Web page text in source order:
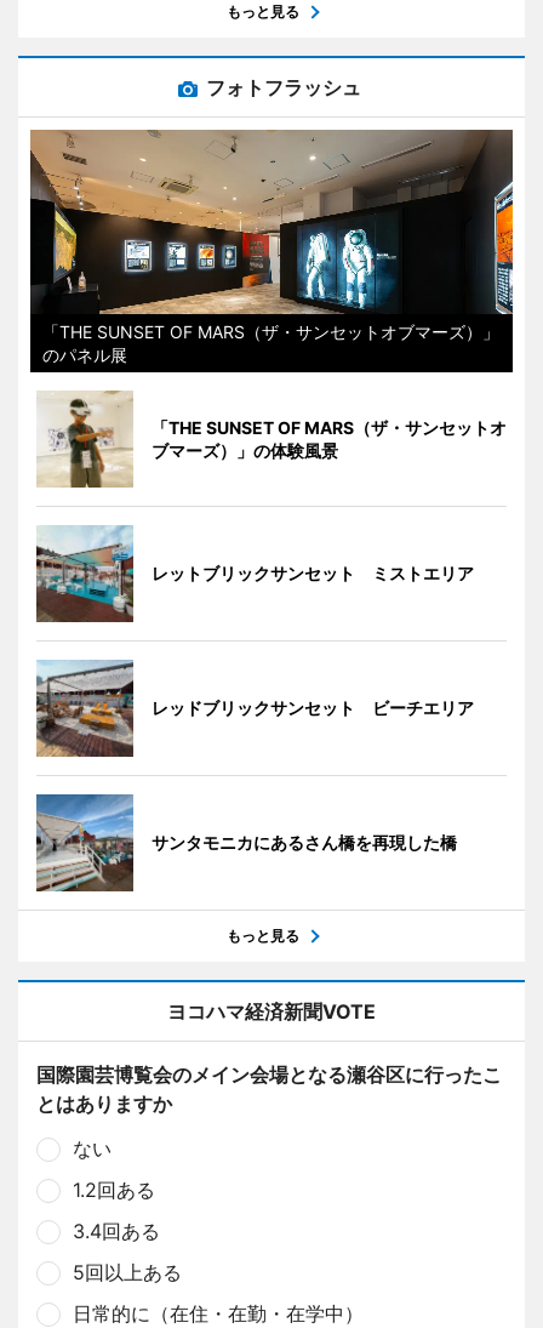
もっと見る
フォトフラッシュ
「THE SUNSET OF MARS（ザ・サンセットオブマーズ）」
のパネル展
「THE SUNSET OF MARS（ザ・サンセットオ
ブマーズ）」の体験風景
レットブリックサンセット ミストエリア
レッドブリックサンセット ビーチエリア
サンタモニカにあるさん橋を再現した橋
もっと見る
ヨコハマ経済新聞VOTE
国際園芸博覧会のメイン会場となる瀬谷区に行ったこ
とはありますか
ない
1.2回ある
3.4回ある
5回以上ある
日常的に（在住・在勤・在学中）